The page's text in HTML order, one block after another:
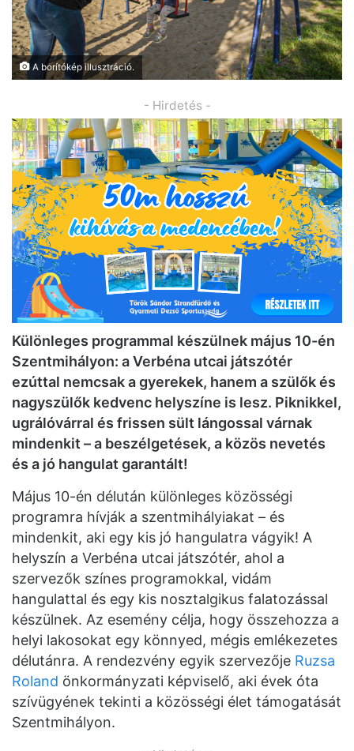
A borítókép illusztráció.
- Hirdetés -
Különleges programmal készülnek május 10-én
Szentmihályon: a Verbéna utcai játszótér
ezúttal nemcsak a gyerekek, hanem a szülők és
nagyszülők kedvenc helyszíne is lesz. Piknikkel,
ugrálóvárral és frissen sült lángossal várnak
mindenkit – a beszélgetések, a közös nevetés
és a jó hangulat garantált!
Május 10-én délután különleges közösségi
programra hívják a szentmihályiakat – és
mindenkit, aki egy kis jó hangulatra vágyik! A
helyszín a Verbéna utcai játszótér, ahol a
szervezők színes programokkal, vidám
hangulattal és egy kis nosztalgikus falatozással
készülnek. Az esemény célja, hogy összehozza a
helyi lakosokat egy könnyed, mégis emlékezetes
délutánra. A rendezvény egyik szervezője Ruzsa
Roland önkormányzati képviselő, aki évek óta
szívügyének tekinti a közösségi élet támogatását
Szentmihályon.